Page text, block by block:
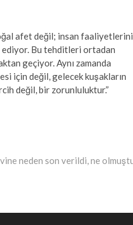
afet değil; insan
ediyor. Bu tehditleri ortadan
geçiyor. Aynı zamanda
için değil, gelecek kuşakların
değil, bir zorunluluktur.”
neden son verildi, ne